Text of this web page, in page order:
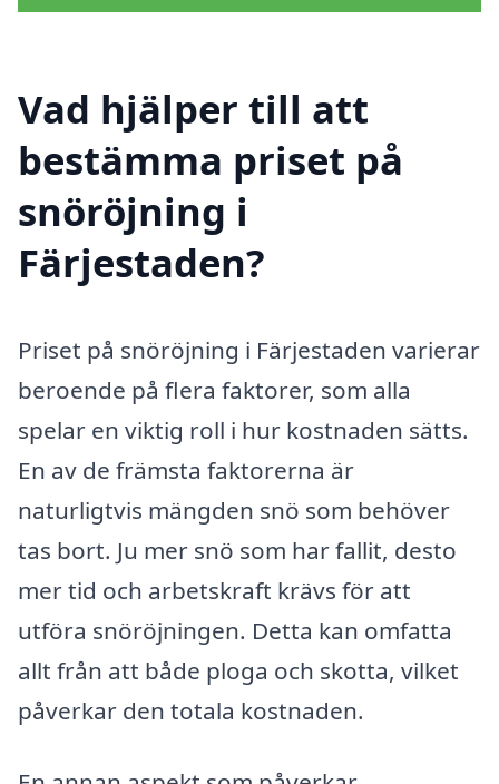
Vad hjälper till att
bestämma priset på
snöröjning i
Färjestaden?
Priset på snöröjning i Färjestaden varierar
beroende på flera faktorer, som alla
spelar en viktig roll i hur kostnaden sätts.
En av de främsta faktorerna är
naturligtvis mängden snö som behöver
tas bort. Ju mer snö som har fallit, desto
mer tid och arbetskraft krävs för att
utföra snöröjningen. Detta kan omfatta
allt från att både ploga och skotta, vilket
påverkar den totala kostnaden.